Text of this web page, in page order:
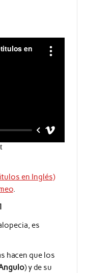
en Inglés)
.
es
hacen que los
) y de su